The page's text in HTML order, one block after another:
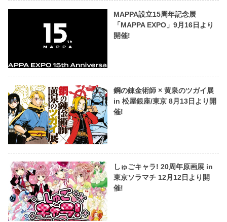
MAPPA設立15周年記念展
「MAPPA EXPO」9月16日より
開催!
鋼の錬金術師 × 黄泉のツガイ展
in 松屋銀座/東京 8月13日より開
催!
しゅごキャラ! 20周年原画展 in
東京ソラマチ 12月12日より開
催!